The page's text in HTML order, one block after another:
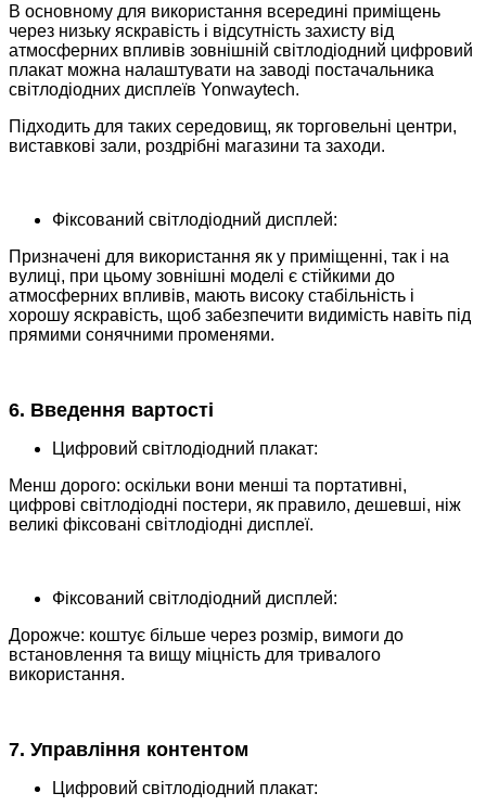
В основному для використання всередині приміщень
через низьку яскравість і відсутність захисту від
атмосферних впливів зовнішній світлодіодний цифровий
плакат можна налаштувати на заводі постачальника
світлодіодних дисплеїв Yonwaytech.
Підходить для таких середовищ, як торговельні центри,
виставкові зали, роздрібні магазини та заходи.
Фіксований світлодіодний дисплей:
Призначені для використання як у приміщенні, так і на
вулиці, при цьому зовнішні моделі є стійкими до
атмосферних впливів, мають високу стабільність і
хорошу яскравість, щоб забезпечити видимість навіть під
прямими сонячними променями.
6. Введення вартості
Цифровий світлодіодний плакат:
Менш дорого: оскільки вони менші та портативні,
цифрові світлодіодні постери, як правило, дешевші, ніж
великі фіксовані світлодіодні дисплеї.
Фіксований світлодіодний дисплей:
Дорожче: коштує більше через розмір, вимоги до
встановлення та вищу міцність для тривалого
використання.
7. Управління контентом
Цифровий світлодіодний плакат: